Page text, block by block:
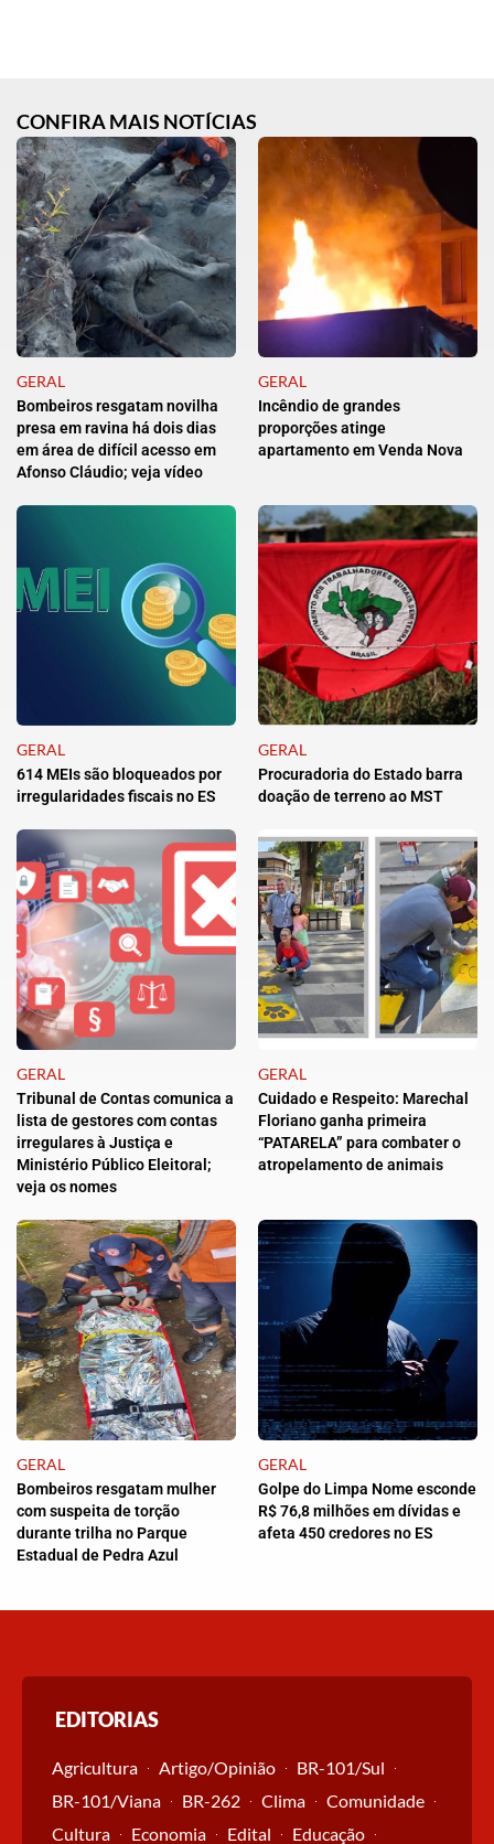
CONFIRA MAIS NOTÍCIAS
GERAL
Bombeiros resgatam novilha
presa em ravina há dois dias
em área de difícil acesso em
Afonso Cláudio; veja vídeo
GERAL
Incêndio de grandes
proporções atinge
apartamento em Venda Nova
GERAL
614 MEIs são bloqueados por
irregularidades fiscais no ES
GERAL
Procuradoria do Estado barra
doação de terreno ao MST
GERAL
Tribunal de Contas comunica a
lista de gestores com contas
irregulares à Justiça e
Ministério Público Eleitoral;
veja os nomes
GERAL
Cuidado e Respeito: Marechal
Floriano ganha primeira
“PATARELA” para combater o
atropelamento de animais
GERAL
Bombeiros resgatam mulher
com suspeita de torção
durante trilha no Parque
Estadual de Pedra Azul
GERAL
Golpe do Limpa Nome esconde
R$ 76,8 milhões em dívidas e
afeta 450 credores no ES
EDITORIAS
Agricultura Artigo/Opinião
BR-101/Sul
BR-101/Viana
BR-262 Clima
Comunidade
Cultura
Economia Edital
Educação